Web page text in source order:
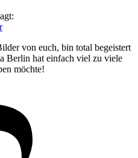
von euch, bin total begeistert
Berlin hat einfach viel zu viele
möchte!